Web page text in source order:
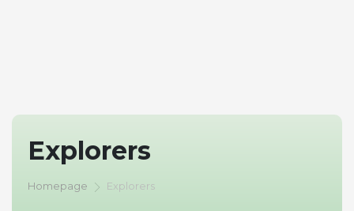
Explorers
Homepage Explorers